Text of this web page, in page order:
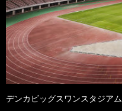
デンカビッグスワンスタジアム